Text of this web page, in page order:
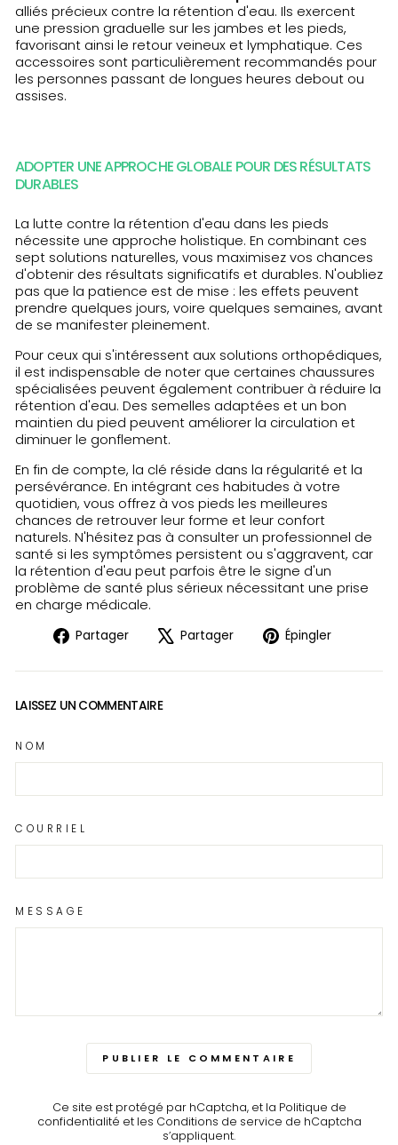
alliés précieux contre la rétention d'eau. Ils exercent
une pression graduelle sur les jambes et les pieds,
favorisant ainsi le retour veineux et lymphatique. Ces
accessoires sont particulièrement recommandés pour
les personnes passant de longues heures debout ou
assises.
ADOPTER UNE APPROCHE GLOBALE POUR DES RÉSULTATS
DURABLES
La lutte contre la rétention d'eau dans les pieds
nécessite une approche holistique. En combinant ces
sept solutions naturelles, vous maximisez vos chances
d'obtenir des résultats significatifs et durables. N'oubliez
pas que la patience est de mise : les effets peuvent
prendre quelques jours, voire quelques semaines, avant
de se manifester pleinement.
Pour ceux qui s'intéressent aux solutions orthopédiques,
il est indispensable de noter que certaines chaussures
spécialisées peuvent également contribuer à réduire la
rétention d'eau. Des semelles adaptées et un bon
maintien du pied peuvent améliorer la circulation et
diminuer le gonflement.
En fin de compte, la clé réside dans la régularité et la
persévérance. En intégrant ces habitudes à votre
quotidien, vous offrez à vos pieds les meilleures
chances de retrouver leur forme et leur confort
naturels. N'hésitez pas à consulter un professionnel de
santé si les symptômes persistent ou s'aggravent, car
la rétention d'eau peut parfois être le signe d'un
problème de santé plus sérieux nécessitant une prise
en charge médicale.
Partager
Partager
Facebook
Partager
Tweeter
X
Épingler
LAISSEZ UN COMMENTAIRE
NOM
COURRIEL
MESSAGE
PUBLIER LE COMMENTAIRE
Ce site est protégé par hCaptcha, et la Politique de
confidentialité et les Conditions de service de hCaptcha
s’appliquent.